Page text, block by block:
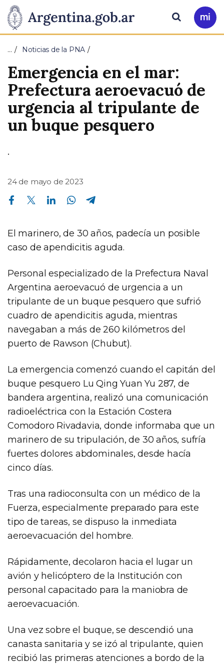
Presidencia
de
la
Nación
Pasar al contenido principal
Ir
a
Buscar
… Noticias de la PNA
Emergencia en el mar:
Prefectura aeroevacuó de
urgencia al tripulante de
un buque pesquero
.
24 de mayo de 2023
Compartir en Facebook Compartir en Twitter Compartir en Linkedin Compartir en Whatsapp
El marinero, de 30 años, padecía un posible
caso de apendicitis aguda.
Personal especializado de la Prefectura Naval
Argentina aeroevacuó de urgencia a un
tripulante de un buque pesquero que sufrió
cuadro de apendicitis aguda, mientras
navegaban a más de 260 kilómetros del
puerto de Rawson (Chubut).
La emergencia comenzó cuando el capitán del
buque pesquero Lu Qing Yuan Yu 287, de
bandera argentina, realizó una comunicación
radioeléctrica con la Estación Costera
Comodoro Rivadavia, donde informaba que un
marinero de su tripulación, de 30 años, sufría
fuertes dolores abdominales, desde hacía
cinco días.
Tras una radioconsulta con un médico de la
Fuerza, especialmente preparado para este
tipo de tareas, se dispuso la inmediata
aeroevacuación del hombre.
Rápidamente, decolaron hacia el lugar un
avión y helicóptero de la Institución con
personal capacitado para la maniobra de
aeroevacuación.
Una vez sobre el buque, se descendió una
canasta sanitaria y se izó al tripulante, quien
recibió las primeras atenciones a bordo de la